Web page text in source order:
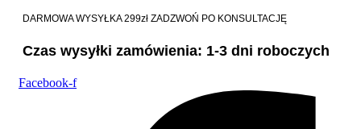
DARMOWA WYSYŁKA 299zł ZADZWOŃ PO KONSULTACJĘ
Czas wysyłki zamówienia: 1-3 dni roboczych
Facebook-f